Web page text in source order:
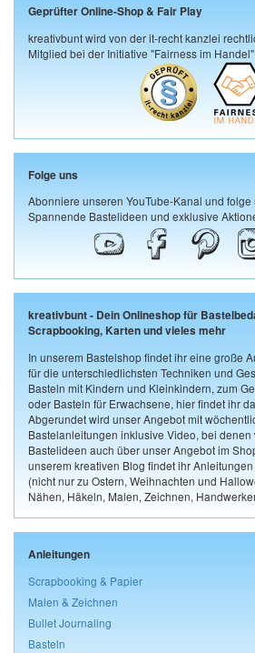
Geprüfter Online-Shop & Fair Play
kreativbunt wird von der it-recht kanzlei
Mitglied bei der Initiative "Fairness im Handel".
Folge uns
Abonniere unseren YouTube-Kanal und
Spannende Bastelideen und exklusive
kreativbunt - Dein Onlineshop für
Scrapbooking, Karten und vieles mehr
In unserem Bastelshop findet ihr eine große
für die unterschiedlichsten Techniken und
Basteln mit Kindern und Kleinkindern, zum
oder Basteln für Erwachsene, hier findet ihr
Abgerundet wird unser Angebot mit
Bastelanleitungen inklusive Video, bei denen
Bastelideen auch über unser Angebot im
unserem kreativen Blog findet ihr
(nicht nur zu Ostern, Weihnachten und
Nähen, Häkeln, Malen, Zeichnen,
Anleitungen
Scrapbooking & Papier
Malen & Zeichnen
Bullet Journaling
Basteln